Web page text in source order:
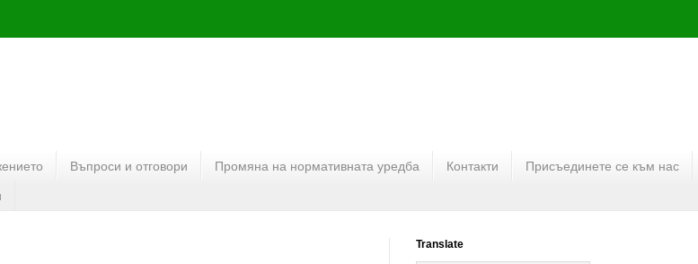
Въпроси и отговори Промяна на нормативната уредба Контакти Присъединете се към нас
Translate